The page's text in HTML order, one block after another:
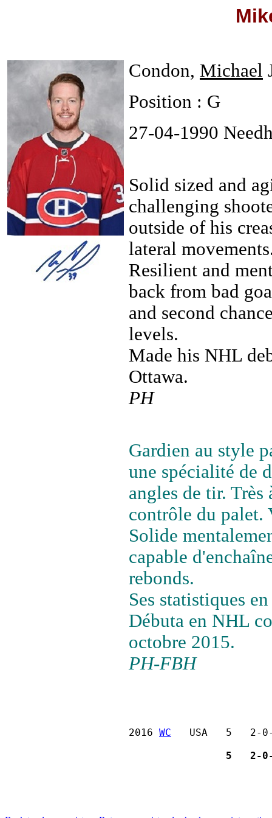
Condon, Michael
Position : G
27-04-1990
Solid sized and
challenging
outside of his
lateral
Resilient and
back from bad
and second
levels.
Made his NHL
Ottawa.
PH
Gardien au style
une spécialité de
angles de tir.
contrôle du palet.
Solide
capable
rebonds.
Ses statistiques
Débuta en NHL
octobre 2015.
PH-FBH
2016 WC
USA   5
5   2-